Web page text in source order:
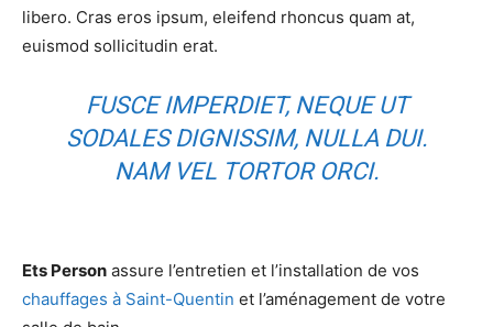
libero. Cras eros ipsum, eleifend rhoncus quam at,
euismod sollicitudin erat.
FUSCE IMPERDIET, NEQUE UT
SODALES DIGNISSIM, NULLA DUI.
NAM VEL TORTOR ORCI.
Ets Person assure l’entretien et l’installation de vos
chauffages à Saint-Quentin et l’aménagement de votre